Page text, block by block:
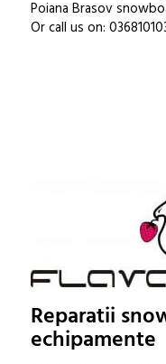
Poiana Brasov
Or call us on:
Reparatii
echipamente